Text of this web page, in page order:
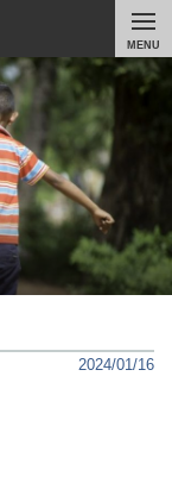
MENU
2024/01/16